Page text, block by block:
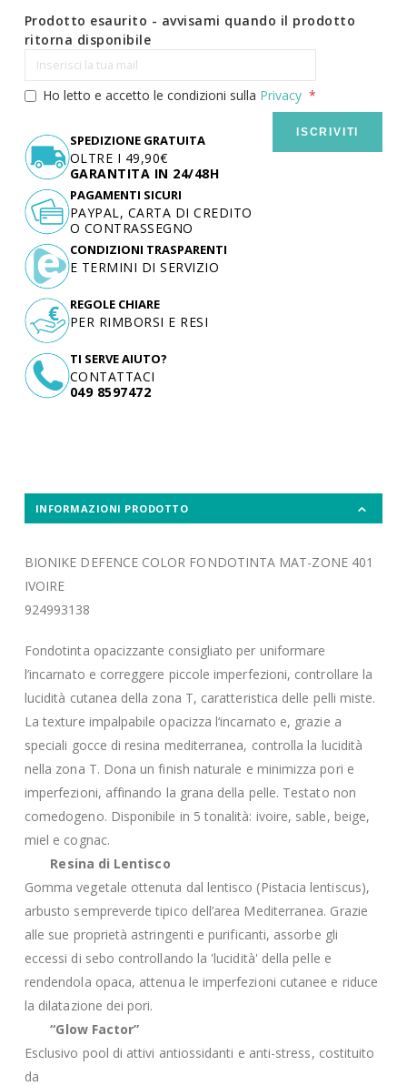
Prodotto esaurito - avvisami quando il prodotto
ritorna disponibile
Ho letto e accetto le condizioni sulla Privacy
ISCRIVITI
SPEDIZIONE GRATUITA
OLTRE I 49,90€
GARANTITA IN 24/48H
TI SERVE AIUTO?
CONTATTACI
049 8597472
PAGAMENTI SICURI
PAYPAL, CARTA DI CREDITO
O CONTRASSEGNO
CONDIZIONI TRASPARENTI
E TERMINI DI SERVIZIO
REGOLE CHIARE
PER RIMBORSI E RESI
INFORMAZIONI PRODOTTO
BIONIKE DEFENCE COLOR FONDOTINTA MAT-ZONE 401
IVOIRE
924993138
Fondotinta opacizzante consigliato per uniformare
l’incarnato e correggere piccole imperfezioni, controllare la
lucidità cutanea della zona T, caratteristica delle pelli miste.
La texture impalpabile opacizza l‘incarnato e, grazie a
speciali gocce di resina mediterranea, controlla la lucidità
nella zona T. Dona un finish naturale e minimizza pori e
imperfezioni, affinando la grana della pelle. Testato non
comedogeno. Disponibile in 5 tonalità: ivoire, sable, beige,
miel e cognac.
Resina di Lentisco
Gomma vegetale ottenuta dal lentisco (Pistacia lentiscus),
arbusto sempreverde tipico dell’area Mediterranea. Grazie
alle sue proprietà astringenti e purificanti, assorbe gli
eccessi di sebo controllando la 'lucidità' della pelle e
rendendola opaca, attenua le imperfezioni cutanee e riduce
la dilatazione dei pori.
“Glow Factor”
Esclusivo pool di attivi antiossidanti e anti-stress, costituito
da